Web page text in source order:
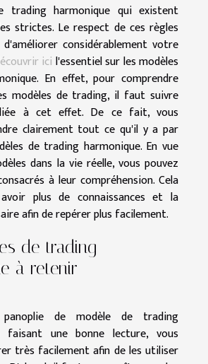
trading harmonique qui existent
strictes. Le respect de ces règles
considérablement votre
ici l'essentiel sur les modèles
En effet, pour comprendre
modèles de trading, il faut suivre
à cet effet. De ce fait, vous
clairement tout ce qu'il y a par
de trading harmonique. En vue
dans la vie réelle, vous pouvez
à leur compréhension. Cela
plus de connaissances et la
afin de repérer plus facilement.
de trading
à retenir
de modèle de trading
faisant une bonne lecture, vous
très facilement afin de les utiliser